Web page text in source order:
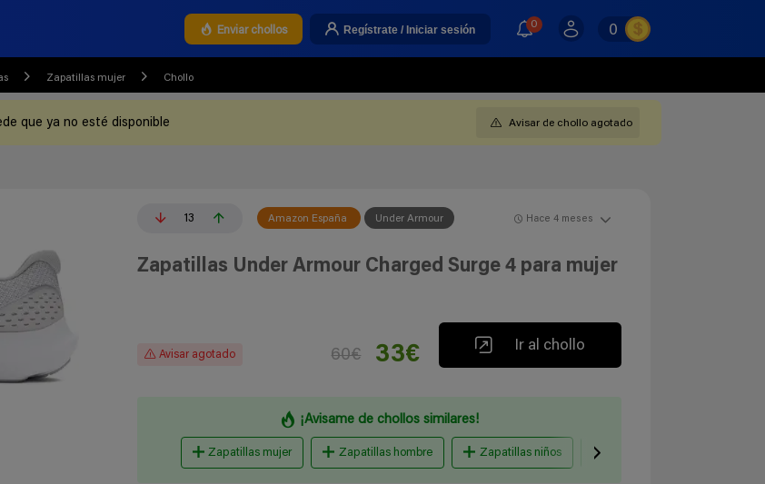
Enviar chollos Regístrate / Iniciar sesión 0 0
Zapatillas mujer Chollo
que ya no esté disponible Avisar de chollo agotado
13 Amazon España Under Armour Hace 4 meses
Zapatillas Under Armour Charged Surge 4 para mujer
Avisar agotado 60€ 33€ Ir al chollo
¡Avisame de chollos similares!
Zapatillas mujer Zapatillas hombre Zapatillas niños